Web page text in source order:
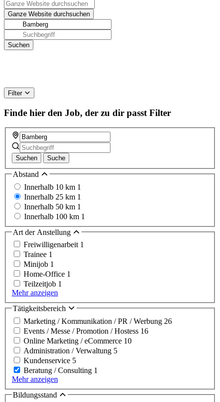
Filter
Finde hier den Job, der zu dir passt Filter
Suchen Suche
Abstand
Innerhalb 10 km 1
Innerhalb 25 km 1
Innerhalb 50 km 1
Innerhalb 100 km 1
Art der Anstellung
Freiwilligenarbeit 1
Trainee 1
Minijob 1
Home-Office 1
Teilzeitjob 1
Mehr anzeigen
Tätigkeitsbereich
Marketing / Kommunikation / PR / Werbung 26
Events / Messe / Promotion / Hostess 16
Online Marketing / eCommerce 10
Administration / Verwaltung 5
Kundenservice 5
Beratung / Consulting 1
Mehr anzeigen
Bildungsstand